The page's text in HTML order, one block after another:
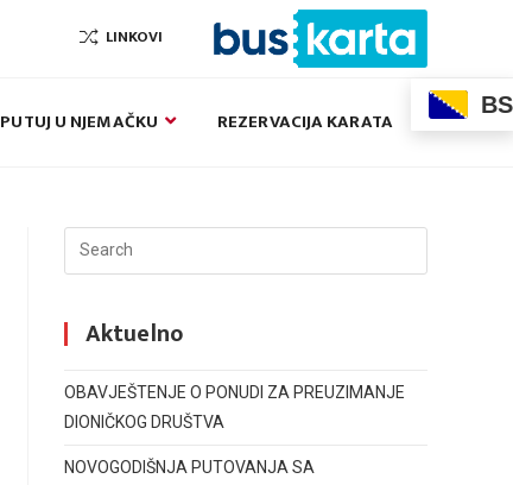
LINKOVI
PUTUJ U NJEMAČKU REZERVACIJA KARATA
BS
Search
this
Aktuelno
OBAVJEŠTENJE O PONUDI ZA PREUZIMANJE
DIONIČKOG DRUŠTVA
NOVOGODIŠNJA PUTOVANJA SA